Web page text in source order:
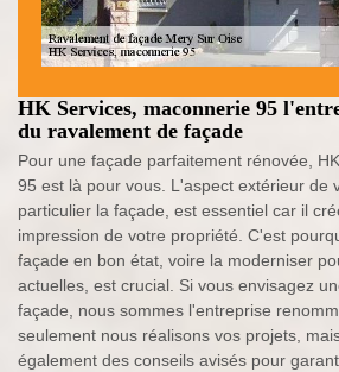
HK Services, maconnerie 95
du ravalement de façade
Pour une façade parfaitement rénovée,
95 est là pour vous. L'aspect extérieur de
particulier la façade, est essentiel car il
impression de votre propriété. C'est
façade en bon état, voire la moderniser
actuelles, est crucial. Si vous envisagez
façade, nous sommes l'entreprise
seulement nous réalisons vos projets,
également des conseils avisés pour